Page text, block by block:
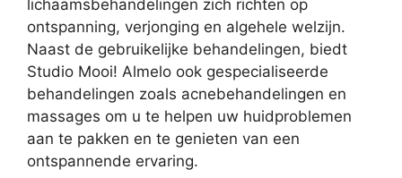
lichaamsbehandelingen zich richten op
ontspanning, verjonging en algehele welzijn.
Naast de gebruikelijke behandelingen, biedt
Studio Mooi! Almelo ook gespecialiseerde
behandelingen zoals acnebehandelingen en
massages om u te helpen uw huidproblemen
aan te pakken en te genieten van een
ontspannende ervaring.